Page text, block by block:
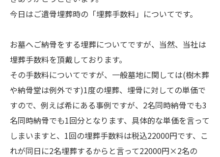
今日はご遺骨埋葬時の「埋葬手数料」についてです。
お墓へご納骨をする埋葬についてですが、当然、当社は
埋葬手数料を頂戴しております。
その手数料についてですが、一般墓地に関しては(樹木葬
や納骨堂は例外です)1度の埋葬、埋骨に対しての単価で
すので、例えば希にある事例ですが、2名同時納骨でも3
名同時納骨でも1回分となります、具体的な単価を言って
しまいますと、1回の埋葬手数料は税込22000円です、こ
れが同日に2名埋葬するからと言って22000円×2名の